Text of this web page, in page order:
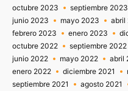
octubre 2023
septiembre 2023
junio 2023
mayo 2023 abril
febrero 2023
enero 2023
octubre 2022
septiembre 2022
junio 2022
mayo 2022 abril
enero 2022
diciembre 2021
septiembre 2021
agosto 2021